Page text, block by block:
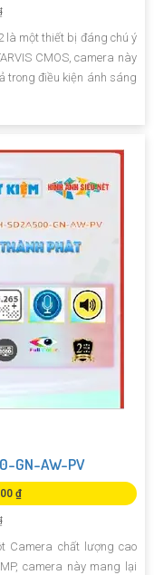
là một thiết bị đáng chú ý
CMOS, camera này
trong điều kiện ánh sáng
GN-AW-PV
₫
Camera chất lượng cao
camera này mang lại